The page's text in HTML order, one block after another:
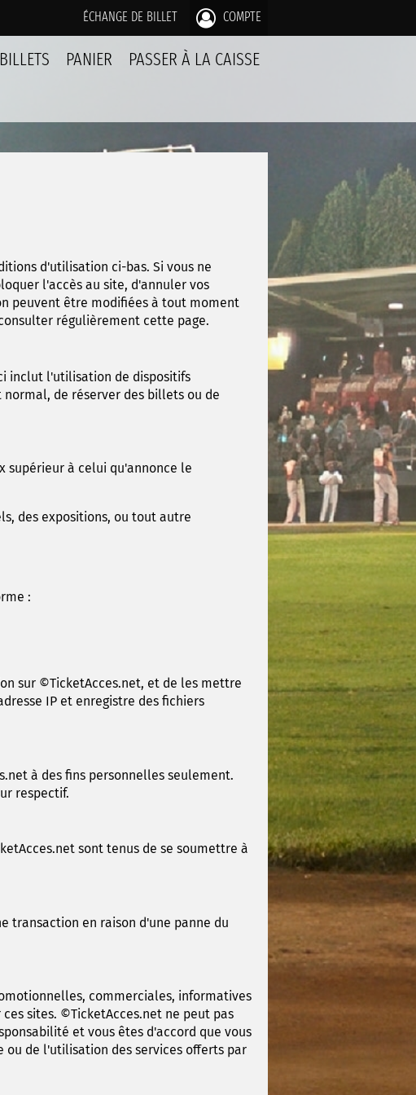
ÉCHANGE DE BILLET COMPTE
BILLETS PANIER PASSER À LA CAISSE
d'utilisation ci-bas. Si vous ne
l'accès au site, d'annuler vos
peuvent être modifiées à tout moment
régulièrement cette page.
inclut l'utilisation de dispositifs
de réserver des billets ou de
supérieur à celui qu'annonce le
des expositions, ou tout autre
:
sur ©TicketAcces.net, et de les mettre
IP et enregistre des fichiers
à des fins personnelles seulement.
respectif.
sont tenus de se soumettre à
transaction en raison d'une panne du
commerciales, informatives
sites. ©TicketAcces.net ne peut pas
et vous êtes d'accord que vous
ou de l'utilisation des services offerts par